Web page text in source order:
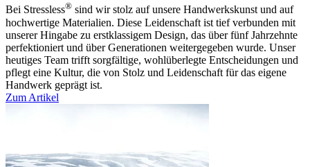
Bei Stressless® sind wir stolz auf unsere Handwerkskunst und auf
hochwertige Materialien. Diese Leidenschaft ist tief verbunden mit
unserer Hingabe zu erstklassigem Design, das über fünf Jahrzehnte
perfektioniert und über Generationen weitergegeben wurde. Unser
heutiges Team trifft sorgfältige, wohlüberlegte Entscheidungen und
pflegt eine Kultur, die von Stolz und Leidenschaft für das eigene
Handwerk geprägt ist.
Zum Artikel